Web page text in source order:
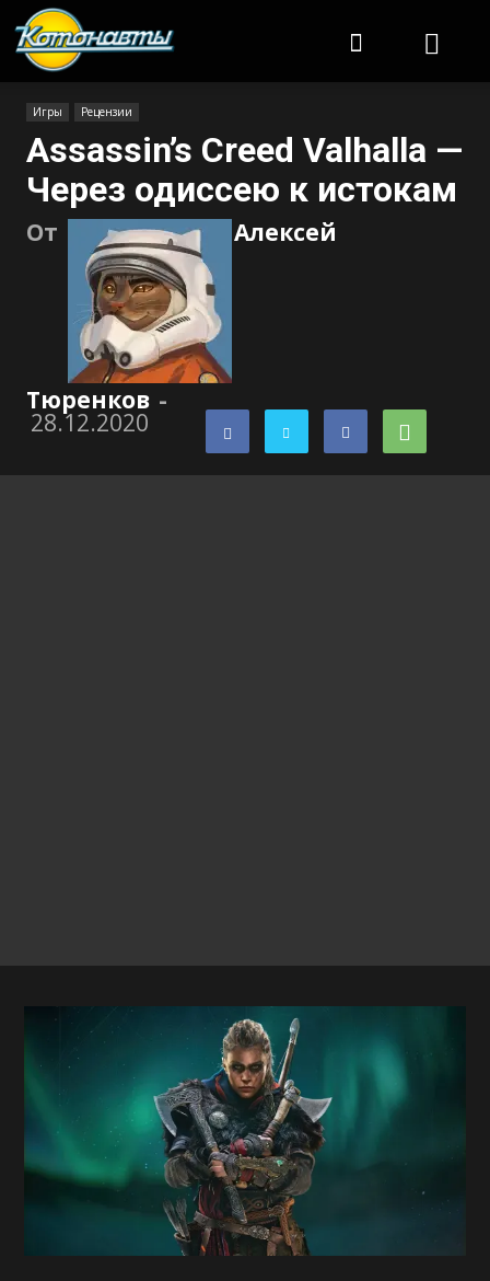
Игры Рецензии
Assassin’s Creed Valhalla —
Через одиссею к истокам
От Алексей
Тюренков -
28.12.2020